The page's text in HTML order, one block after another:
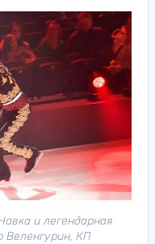
и легендарная
Веленгурин, КП